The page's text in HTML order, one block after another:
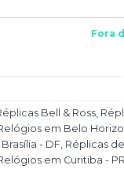
Fora
Bell & Ross,
em Belo
- DF, Réplicas
em Curitiba -